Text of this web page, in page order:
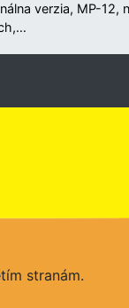
verzia, MP-12,
stranám.